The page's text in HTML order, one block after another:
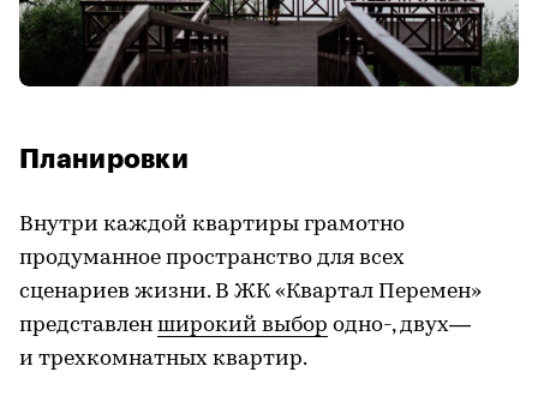
Планировки
Внутри каждой квартиры грамотно
продуманное пространство для всех
сценариев жизни. В ЖК «Квартал Перемен»
представлен широкий выбор одно-, двух—
и трехкомнатных квартир.